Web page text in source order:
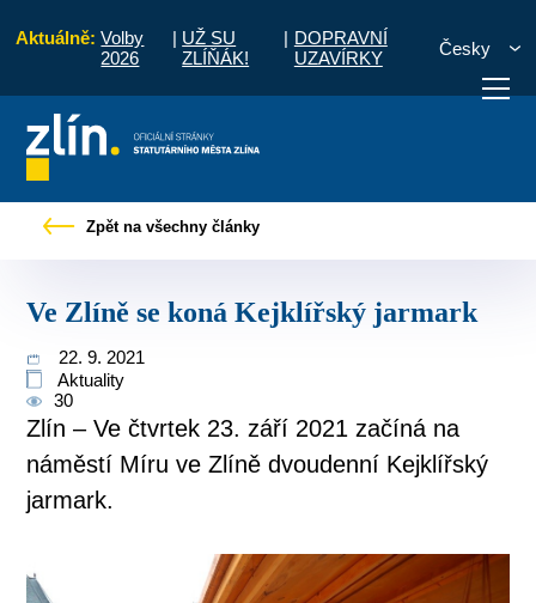
Aktuálně: Volby
2026
| UŽ SU
ZLÍŇÁK!
| DOPRAVNÍ
UZAVÍRKY
Česky
vyřídit Potřebuji zaplatit
Zpět na všechny články
Ve Zlíně se koná Kejklířský jarmark
22. 9. 2021
Aktuality
30
Zlín – Ve čtvrtek 23. září 2021 začíná na
náměstí Míru ve Zlíně dvoudenní Kejklířský
jarmark.